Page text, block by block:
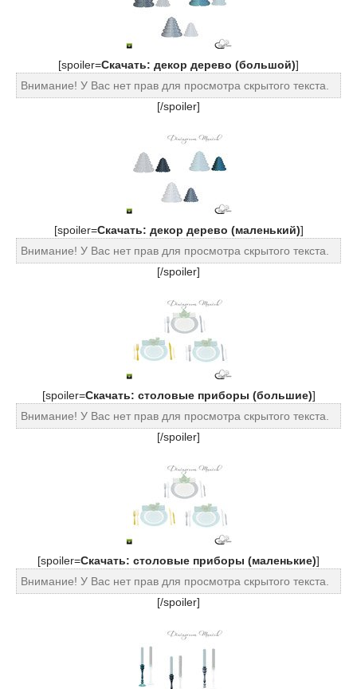
[spoiler=Cкачать: декор дерево (большой)]
Внимание! У Вас нет прав для просмотра скрытого текста.
[/spoiler]
[spoiler=Cкачать: декор дерево (маленький)]
Внимание! У Вас нет прав для просмотра скрытого текста.
[/spoiler]
[spoiler=Cкачать: столовые приборы (большие)]
Внимание! У Вас нет прав для просмотра скрытого текста.
[/spoiler]
[spoiler=Cкачать: столовые приборы (маленькие)]
Внимание! У Вас нет прав для просмотра скрытого текста.
[/spoiler]